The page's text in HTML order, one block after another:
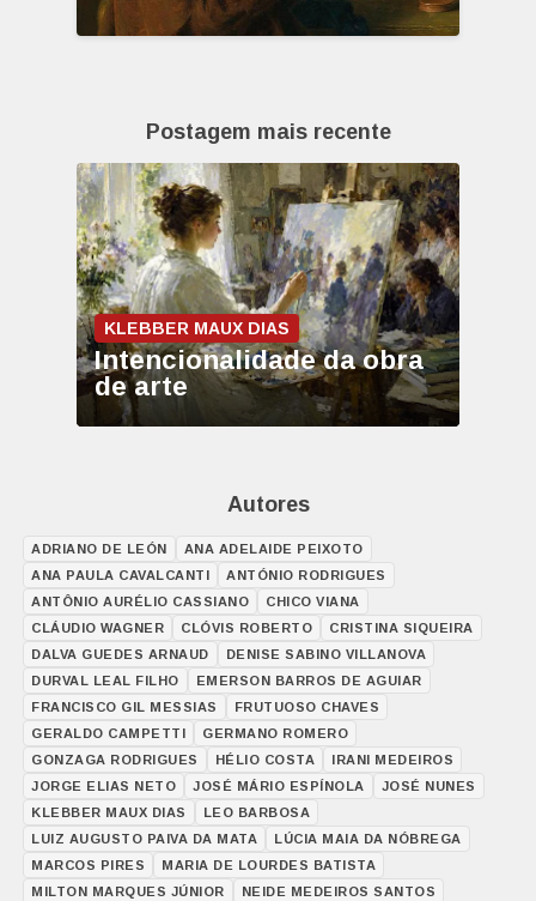
Postagem mais recente
KLEBBER MAUX DIAS
Intencionalidade da obra
de arte
Autores
ADRIANO DE LEÓN
ANA ADELAIDE PEIXOTO
ANA PAULA CAVALCANTI
ANTÓNIO RODRIGUES
ANTÔNIO AURÉLIO CASSIANO
CHICO VIANA
CLÁUDIO WAGNER
CLÓVIS ROBERTO
CRISTINA SIQUEIRA
DALVA GUEDES ARNAUD
DENISE SABINO VILLANOVA
DURVAL LEAL FILHO
EMERSON BARROS DE AGUIAR
FRANCISCO GIL MESSIAS
FRUTUOSO CHAVES
GERALDO CAMPETTI
GERMANO ROMERO
GONZAGA RODRIGUES
HÉLIO COSTA
IRANI MEDEIROS
JORGE ELIAS NETO
JOSÉ MÁRIO ESPÍNOLA
JOSÉ NUNES
KLEBBER MAUX DIAS
LEO BARBOSA
LUIZ AUGUSTO PAIVA DA MATA
LÚCIA MAIA DA NÓBREGA
MARCOS PIRES
MARIA DE LOURDES BATISTA
MILTON MARQUES JÚNIOR
NEIDE MEDEIROS SANTOS